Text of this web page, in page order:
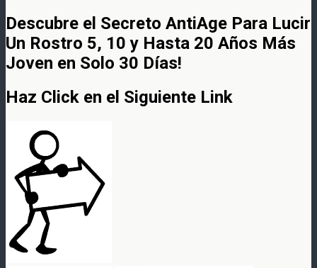
Descubre el Secreto AntiAge Para Lucir
Un Rostro 5, 10 y Hasta 20 Años Más
Joven en Solo 30 Días!
Haz Click en el Siguiente Link